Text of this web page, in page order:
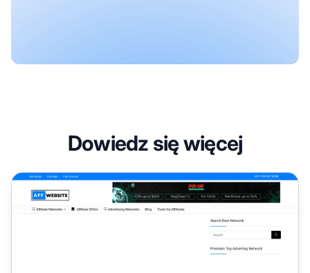
Dowiedz się więcej
Program partnerski Linkerty Network